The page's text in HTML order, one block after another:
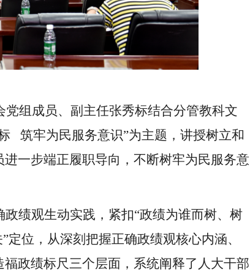
组成员、副主任张秀标结合分管教科文
筑牢为民服务意识”为主题，讲授树立和
一步端正履职导向，不断树牢为民服务意
绩观生动实践，紧扣“政绩为谁而树、树
位，从深刻把握正确政绩观核心内涵、
政绩标尺三个层面，系统阐释了人大干部